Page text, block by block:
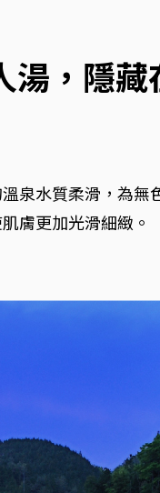
湯，隱
泉水質柔滑，為無
膚更加光滑細緻。